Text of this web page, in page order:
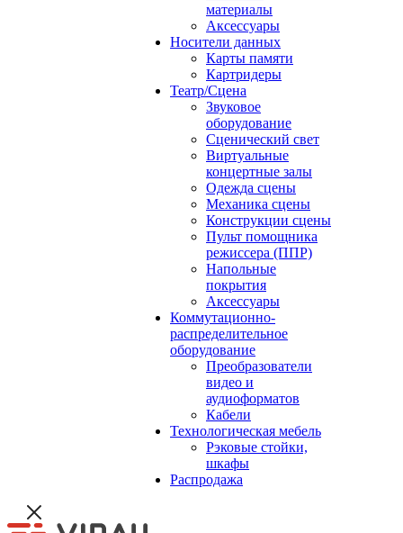
материалы
Аксессуары
Носители данных
Карты памяти
Картридеры
Театр/Сцена
Звуковое
оборудование
Сценический свет
Виртуальные
концертные залы
Одежда сцены
Механика сцены
Конструкции сцены
Пульт помощника
режиссера (ППР)
Напольные
покрытия
Аксессуары
Коммутационно-
распределительное
оборудование
Преобразователи
видео и
аудиоформатов
Кабели
Технологическая мебель
Рэковые стойки,
шкафы
Распродажа